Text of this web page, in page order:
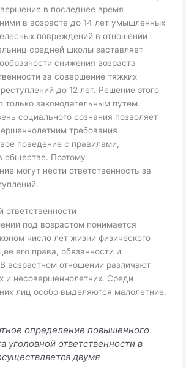
в последнее время
в возрасте до 14 лет умышленных
повреждений в отношении
средней школы заставляет
снижения возраста
за совершение тяжких
до 12 лет. Решение этого
только законодательным путем.
социального сознания позволяет
требования
поведение с правилами,
обществе. Поэтому
могут нести ответственность за
ответственности
под возрастом понимается
число лет жизни физического
его права, обязанности и
возрастном от­ношении различают
и несовершеннолетних. Среди
лиц особо выделяются малолетние.
определение повышенного
уголовной ответственности в
двумя